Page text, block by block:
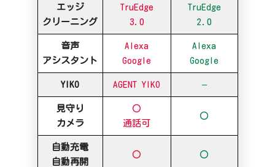
エッジ
クリーニング
TruEdge
3.0
TruEdge
2.0
音声
アシスタント
Alexa
Google
Alexa
Google
YIKO AGENT YIKO –
見守り
カメラ
〇
通話可
〇
自動充電
自動再開
〇 〇